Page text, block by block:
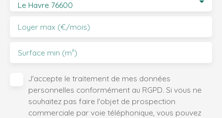
Le Havre 76600
Loyer max (€/mois)
Surface min (m²)
J'accepte le traitement de mes données
personnelles conformément au RGPD. Si vous ne
souhaitez pas faire l'objet de prospection
commerciale par voie téléphonique, vous pouvez